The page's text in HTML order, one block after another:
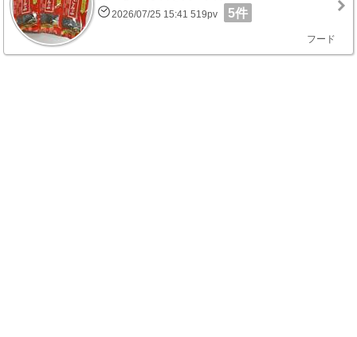
2026/07/25 15:41 519pv 5件
フード